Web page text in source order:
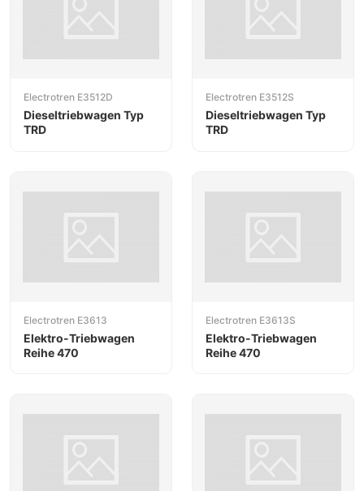
Electrotren E3512D
Dieseltriebwagen Typ
TRD
Electrotren E3512S
Dieseltriebwagen Typ
TRD
Electrotren E3613
Elektro-Triebwagen
Reihe 470
Electrotren E3613S
Elektro-Triebwagen
Reihe 470